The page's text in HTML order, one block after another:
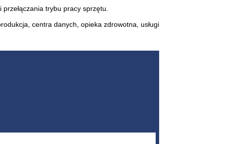
trybu pracy sprzętu.
centra danych, opieka zdrowotna, usługi